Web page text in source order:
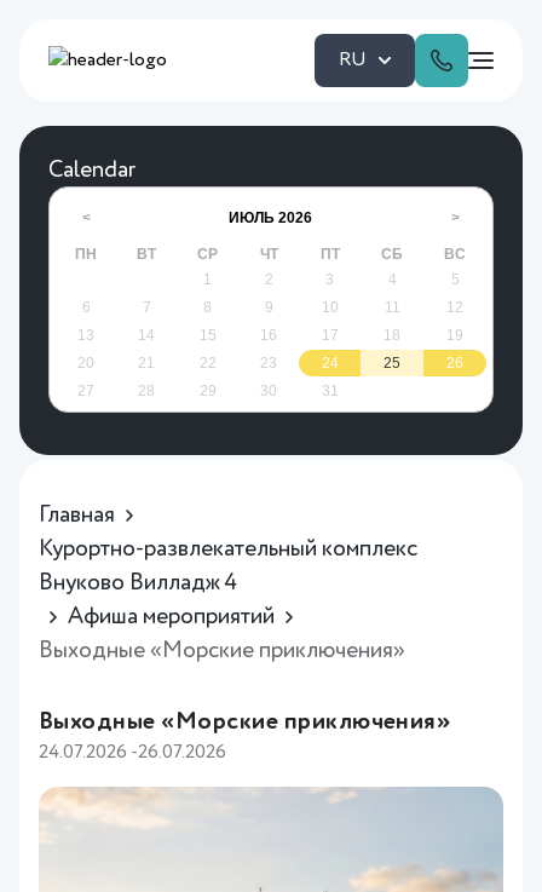
RU
Calendar
< ИЮЛЬ 2026 >
ПН ВТ СР ЧТ ПТ СБ
ВС
1
2 3 4
5
6
7 8 9 10 11
12
13
14 15 16 17 18
19
20
21 22 23 24 25
26
27
28 29 30 31
Главная
Курортно-развлекательный комплекс
Внуково Вилладж 4
Афиша мероприятий
Выходные «Морские приключения»
Выходные «Морские приключения»
24.07.2026 -26.07.2026